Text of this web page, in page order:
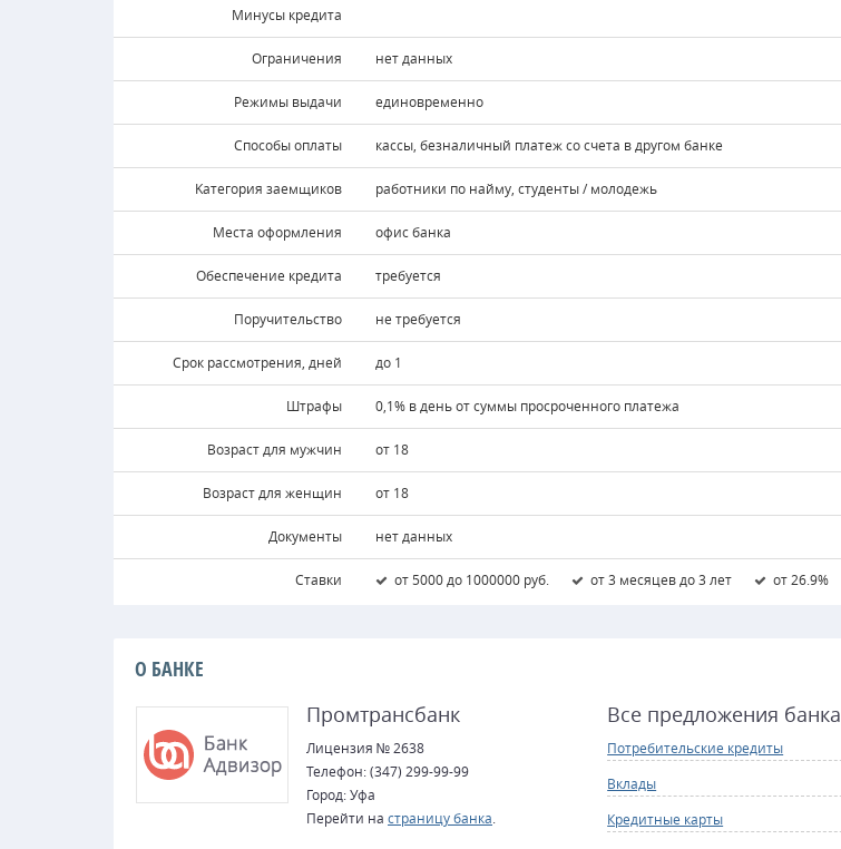
Минусы кредита
Ограничения нет данных
Режимы выдачи единовременно
Способы оплаты кассы, безналичный платеж со счета в другом банке
Kатегория заемщиков работники по найму, студенты / молодежь
Места оформления офис банка
Обеспечение кредита требуется
Поручительство не требуется
Срок рассмотрения, дней до 1
Штрафы 0,1% в день от суммы просроченного платежа
Возраст для мужчин от 18
Возраст для женщин от 18
Документы нет данных
Ставки от 5000 до 1000000 руб. от 3 месяцев до 3 лет от 26.9%
О БАНКЕ
Промтрансбанк
Лицензия № 2638
Телефон: (347) 299-99-99
Город: Уфа
Перейти на страницу банка
Все предложения банка
Потребительские кредиты
Вклады
Кредитные карты